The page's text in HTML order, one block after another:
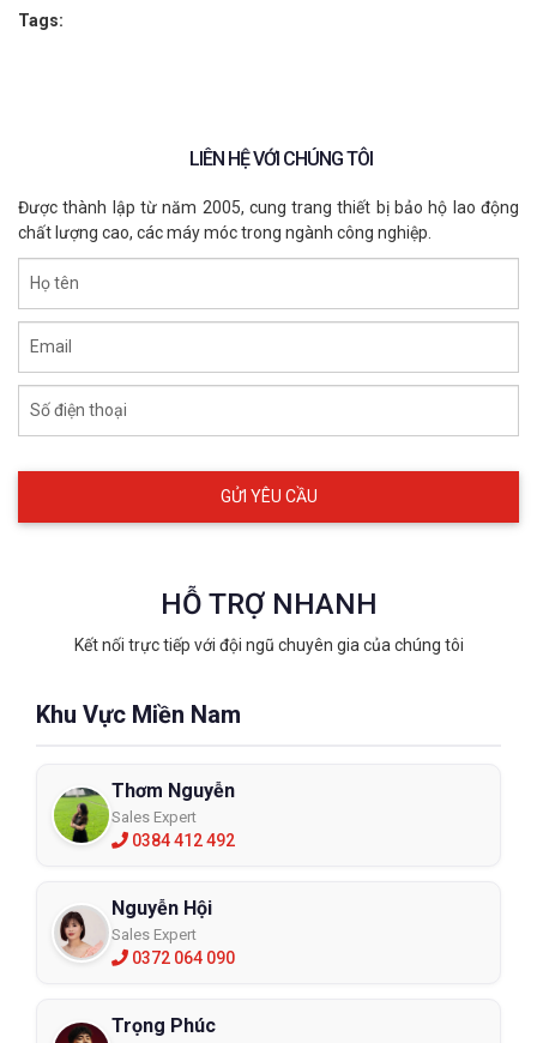
📞Liên hệ ngay để đặt hàng:
https://www.facebook.com/BHLD.ECO3D/
Tags:
LIÊN HỆ VỚI CHÚNG TÔI
Được thành lập từ năm 2005, cung trang thiết bị bảo hộ lao động
chất lượng cao, các máy móc trong ngành công nghiệp.
Họ tên
Email
Số điện thoại
HỖ TRỢ NHANH
Kết nối trực tiếp với đội ngũ chuyên gia của chúng tôi
Khu Vực Miền Nam
Thơm Nguyễn
Sales Expert
0384 412 492
Nguyễn Hội
Sales Expert
0372 064 090
Trọng Phúc